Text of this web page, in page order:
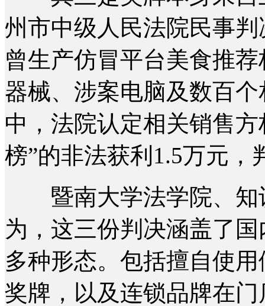
州市中级人民法院民事
曾生产仿冒平台美食推
器械、涉案电脑及数百
中，法院认定相关销售
榜”的非法获利1.5万元，
暨南大学法学院、知
为，这三份判决涵盖了
多种形态。包括擅自使
奖牌，以及连锁品牌在